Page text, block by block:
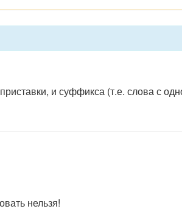
и суффикса (т.е. слова с
нельзя!